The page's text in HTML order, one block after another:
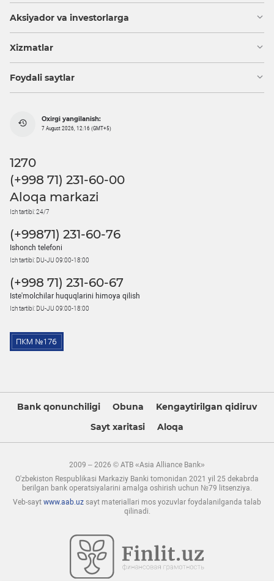
Aksiyador va investorlarga
Xizmatlar
Foydali saytlar
Oxirgi yangilanish:
7 August 2026, 12:16 (GMT+5)
1270
(+998 71) 231-60-00
Aloqa markazi
Ish tartibi: 24/7
(+99871) 231-60-76
Ishonch telefoni
Ish tartibi: DU-JU 09:00-18:00
(+998 71) 231-60-67
Iste'molchilar huquqlarini himoya qilish
Ish tartibi: DU-JU 09:00-18:00
Bank qonunchiligi Obuna
Kengaytirilgan qidiruv
Sayt xaritasi
Aloqa
2009 – 2026 © ATB «Asia Alliance Bank»
O'zbekiston Respublikasi Markaziy Banki tomonidan 2021 yil 25 dekabrda
berilgan bank operatsiyalarini amalga oshirish uchun №79 litsenziya.
Veb-sayt www.aab.uz sayt materiallari mos yozuvlar foydalanilganda talab
qilinadi.